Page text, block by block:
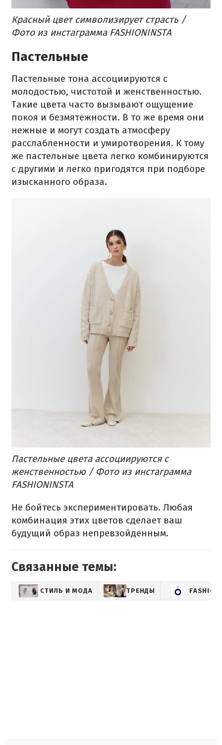
Красный цвет символизирует страсть /
Фото из инстаграмма FASHIONINSTA
Пастельные
Пастельные тона ассоциируются с
молодостью, чистотой и женственностью.
Такие цвета часто вызывают ощущение
покоя и безмятежности. В то же время они
нежные и могут создать атмосферу
расслабленности и умиротворения. К тому
же пастельные цвета легко комбинируются
с другими и легко пригодятся при подборе
изысканного образа.
Пастельные цвета ассоциируются с
женственностью / Фото из инстаграмма
FASHIONINSTA
Не бойтесь экспериментировать. Любая
комбинация этих цветов сделает ваш
будущий образ непревзойденным.
Связанные темы:
СТИЛЬ И МОДА ТРЕНДЫ FASHION